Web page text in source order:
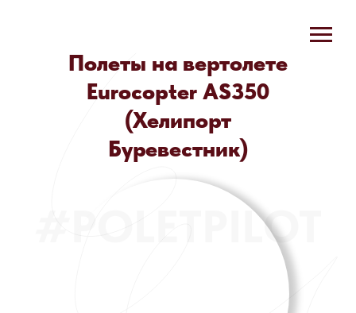
#POLETPILOT
Полеты на вертолете
Eurocopter AS350
(Хелипорт
Буревестник)